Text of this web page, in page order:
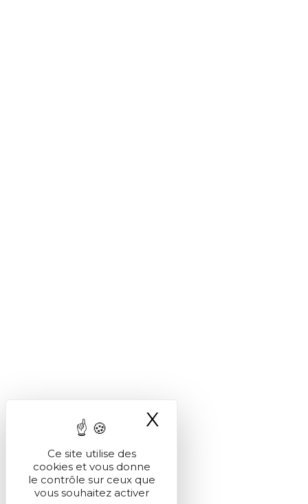
Ce site utilise des
cookies et vous donne
le contrôle sur ceux que
vous souhaitez activer
X